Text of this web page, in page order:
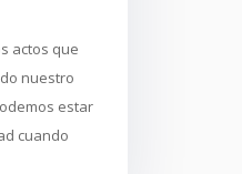
actos que
nuestro
estar
cuando